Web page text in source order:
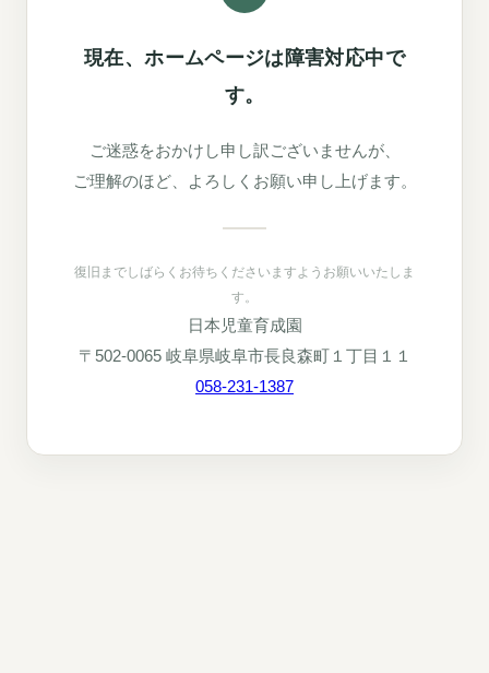
現在、ホームページは障害対応中で
す。
ご迷惑をおかけし申し訳ございませんが、
ご理解のほど、よろしくお願い申し上げます。
復旧までしばらくお待ちくださいますようお願いいたしま
す。
日本児童育成園
〒502-0065 岐阜県岐阜市長良森町１丁目１１
058-231-1387